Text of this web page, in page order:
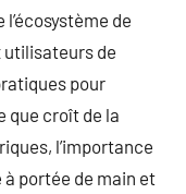
de
de
pour
que croît de la
l’importance
portée de main et